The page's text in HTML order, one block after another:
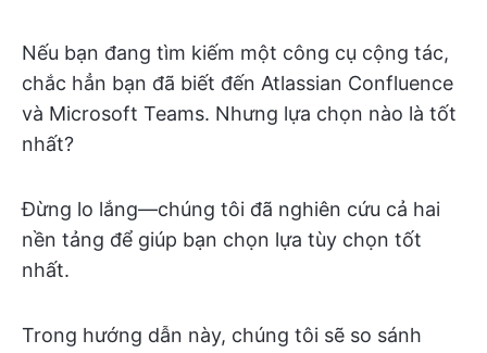
Nếu bạn đang tìm kiếm một công cụ cộng tác,
chắc hẳn bạn đã biết đến Atlassian Confluence
và Microsoft Teams. Nhưng lựa chọn nào là tốt
nhất?
Đừng lo lắng—chúng tôi đã nghiên cứu cả hai
nền tảng để giúp bạn chọn lựa tùy chọn tốt
nhất.
Trong hướng dẫn này, chúng tôi sẽ so sánh